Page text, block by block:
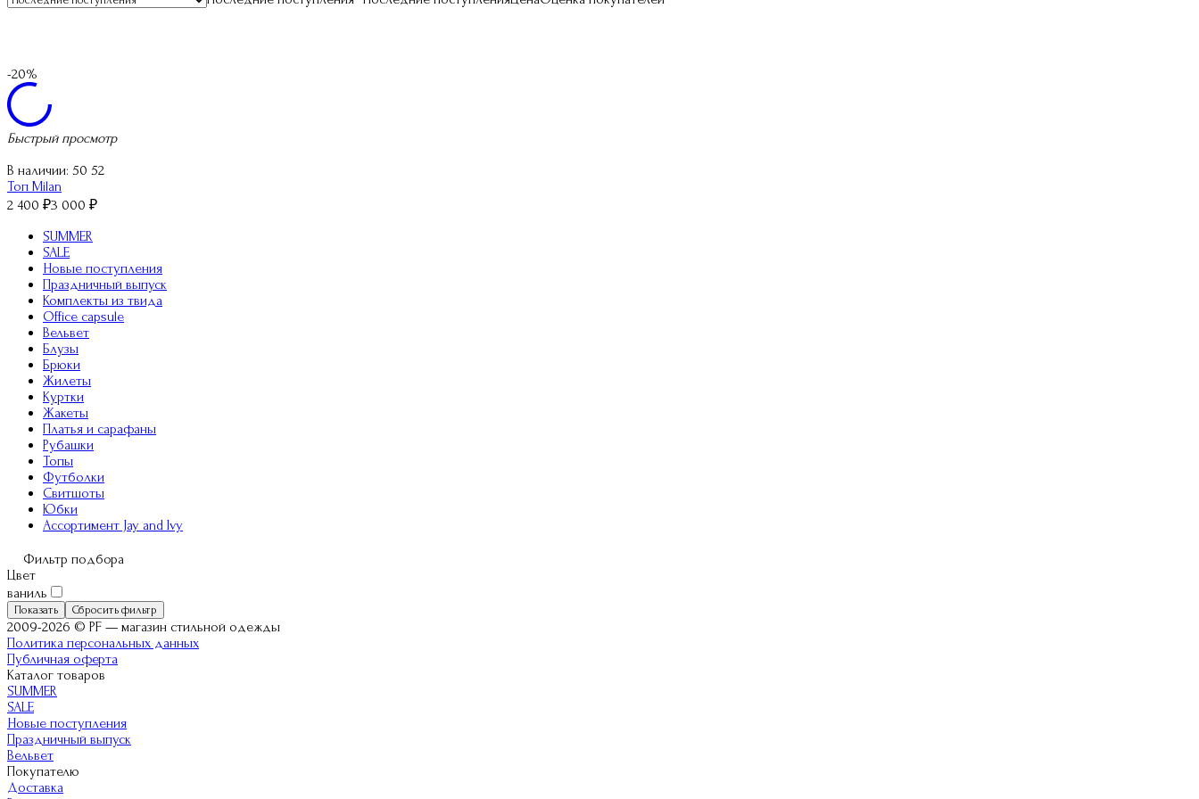
-20%
Быстрый просмотр
В наличии: 50 52
Топ Milan
2 400 ₽3 000 ₽
SUMMER
SALE
Новые поступления
Праздничный выпуск
Комплекты из твида
Office capsule
Вельвет
Блузы
Брюки
Жилеты
Куртки
Жакеты
Платья и сарафаны
Рубашки
Топы
Футболки
Свитшоты
Юбки
Ассортимент Jay and Ivy
Фильтр подбора
Цвет
ваниль
Показать Сбросить фильтр
2009-2026 © PF — магазин стильной одежды
Политика персональных данных
Публичная оферта
Каталог товаров
SUMMER
SALE
Новые поступления
Праздничный выпуск
Вельвет
Покупателю
Доставка